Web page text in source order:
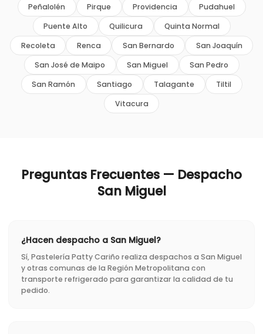
Peñalolén Pirque Providencia
Pudahuel
Puente Alto
Quilicura
Quinta Normal
Recoleta
Renca San Bernardo
San Joaquín
San José de Maipo
San Miguel
San Pedro
San Ramón
Santiago Talagante
Tiltil
Vitacura
Preguntas Frecuentes — Despacho
San Miguel
¿Hacen despacho a San Miguel?
Sí, Pastelería Patty Cariño realiza despachos a San Miguel
y otras comunas de la Región Metropolitana con
transporte refrigerado para garantizar la calidad de tu
pedido.